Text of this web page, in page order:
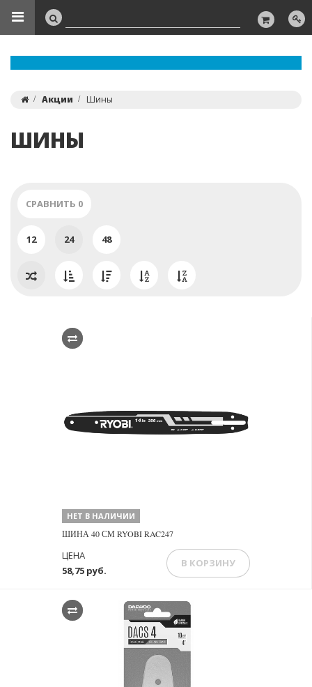
Акции Шины
ШИНЫ
СРАВНИТЬ 0
12 24 48
НЕТ В НАЛИЧИИ
ШИНА 40 СМ RYOBI RAC247
58,75 руб.
ЦЕНА
В КОРЗИНУ